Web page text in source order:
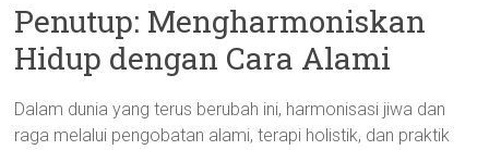
Penutup: Mengharmoniskan
Hidup dengan Cara Alami
Dalam dunia yang terus berubah ini, harmonisasi jiwa dan
raga melalui pengobatan alami, terapi holistik, dan praktik